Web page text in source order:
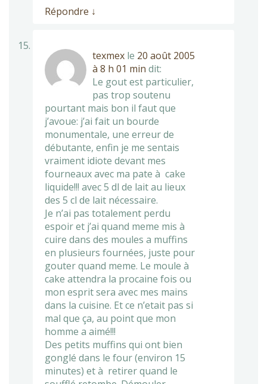
Répondre ↓
texmex le 20 août 2005
à 8 h 01 min dit:
Le gout est particulier,
pas trop soutenu
pourtant mais bon il faut que
j’avoue: j’ai fait un bourde
monumentale, une erreur de
débutante, enfin je me sentais
vraiment idiote devant mes
fourneaux avec ma pate à cake
liquide!!! avec 5 dl de lait au lieux
des 5 cl de lait nécessaire.
Je n’ai pas totalement perdu
espoir et j’ai quand meme mis à
cuire dans des moules a muffins
en plusieurs fournées, juste pour
gouter quand meme. Le moule à
cake attendra la procaine fois ou
mon esprit sera avec mes mains
dans la cuisine. Et ce n’etait pas si
mal que ça, au point que mon
homme a aimé!!!
Des petits muffins qui ont bien
gonglé dans le four (environ 15
minutes) et à retirer quand le